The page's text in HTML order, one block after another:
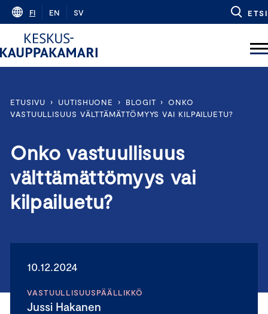
Skip
content
FI EN SV ETSI
ETUSIVU › UUTISHUONE › BLOGIT › ONKO
VASTUULLISUUS VÄLTTÄMÄTTÖMYYS VAI KILPAILUETU?
Onko vastuullisuus
välttämättömyys vai
kilpailuetu?
10.12.2024
VASTUULLISUUSPÄÄLLIKKÖ
Jussi Hakanen